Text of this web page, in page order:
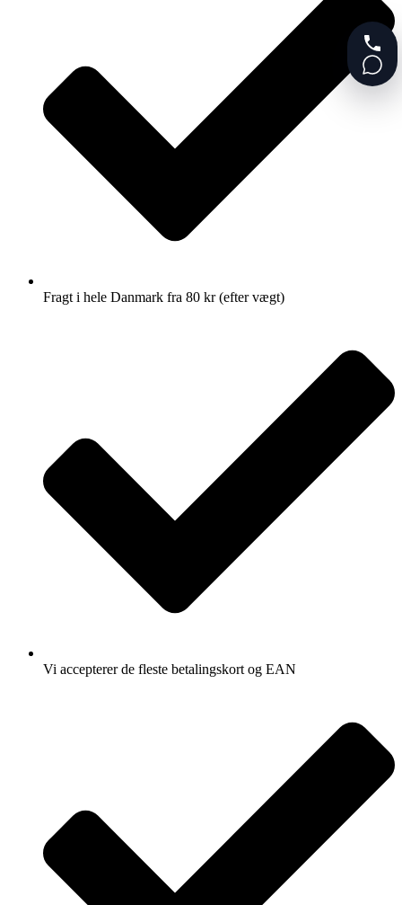
Fragt i hele Danmark fra 80 kr (efter vægt)
Vi accepterer de fleste betalingskort og EAN